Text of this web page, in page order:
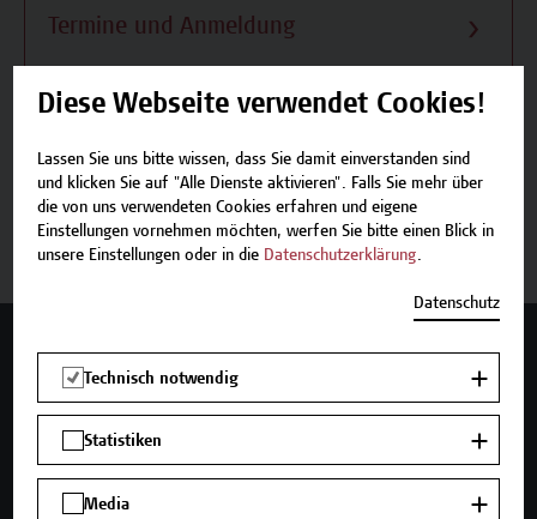
Termine und Anmeldung
Beschreibung
Termine und Anmeldung
Mehr Infos gewünscht?
Unser Angebot
Seminare und Zertifikatsprogramme
Diese Webseite verwendet Cookies!
Lassen Sie uns bitte wissen, dass Sie damit einverstanden sind
und klicken Sie auf "Alle Dienste aktivieren". Falls Sie mehr über
die von uns verwendeten Cookies erfahren und eigene
Einstellungen vornehmen möchten, werfen Sie bitte einen Blick in
unsere Einstellungen oder in die Datenschutzerklärung.
Datenschutz
Technisch notwendig
Statistiken
Media